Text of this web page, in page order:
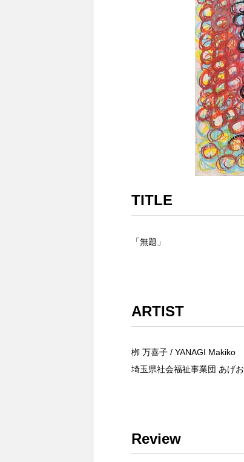
TITLE
「無題」
ARTIST
栁 万喜子 / YANAGI Makiko
埼玉県社会福祉事業団 あげお
Review